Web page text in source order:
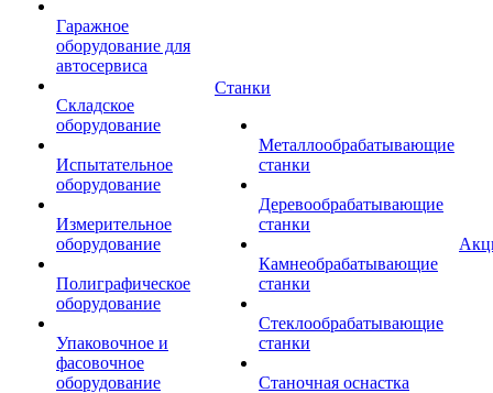
Гаражное
оборудование для
автосервиса
Складское
оборудование
Испытательное
оборудование
Измерительное
оборудование
Полиграфическое
оборудование
Упаковочное и
фасовочное
оборудование
Станки
Металлообрабатывающие
станки
Деревообрабатывающие
станки
Камнеобрабатывающие
станки
Стеклообрабатывающие
станки
Станочная оснастка